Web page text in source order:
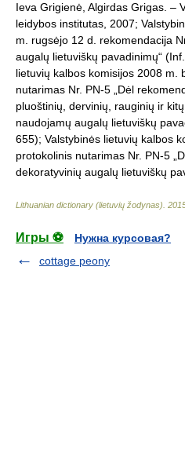
Ieva Grigienė, Algirdas Grigas. –
leidybos institutas, 2007;
m. rugsėjo 12 d. rekomendacija
augalų lietuviškų pavadinimų“
lietuvių kalbos komisijos 2008 m.
nutarimas Nr. PN-5 „Dėl
pluoštinių, dervinių, rauginių ir
naudojamų augalų lietuviškų
655); Valstybinės lietuvių kalbos
protokolinis nutarimas Nr. PN-5
dekoratyvinių augalų lietuviškų
Lithuanian dictionary (lietuvių žodynas)
Игры ⚽
Нужна курсовая?
cottage peony